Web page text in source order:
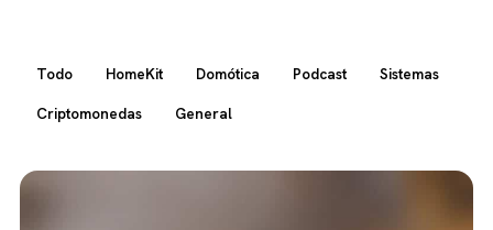
Todo HomeKit Domótica Podcast
Sistemas
Criptomonedas
General